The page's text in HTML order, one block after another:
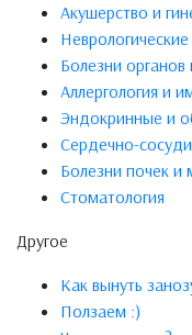
Акушерство и
Болезни
Аллергология и
Эндокринные и
Сердечно-
Болезни почек и
Стоматология
Другое
Как вынуть
Ползаем :)